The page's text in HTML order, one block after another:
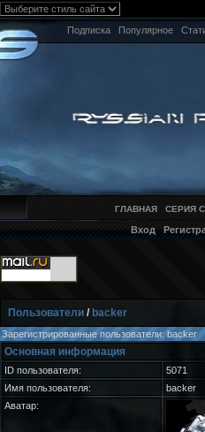
Подписка Популярное
ГЛАВНАЯ СЕРИЯ
Вход
Пользователи / backer
Зарегистрированные пользователи: backer
Основная информация
ID пользователя:
5071
Имя пользователя:
backer
Аватар: